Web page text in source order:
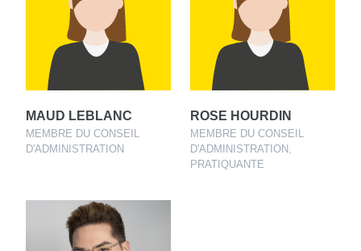
MAUD LEBLANC
MEMBRE DU CONSEIL
D'ADMINISTRATION
ROSE HOURDIN
MEMBRE DU CONSEIL
D'ADMINISTRATION,
PRATIQUANTE